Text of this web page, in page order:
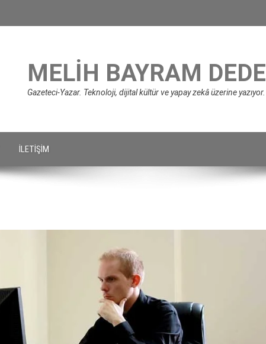
MELIH BAYRAM DEDE
Gazeteci-Yazar. Teknoloji, dijital kültür ve yapay zekâ üzerine yazıyor.
İLETIŞIM